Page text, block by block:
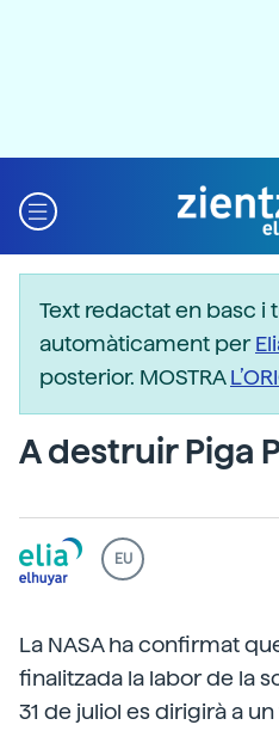
Text redactat en basc i
automàticament per
posterior. MOSTRA
A destruir Piga
EU
La NASA ha confirmat
finalitzada la labor de la
31 de juliol es dirigirà a